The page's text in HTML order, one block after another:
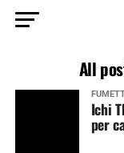
All
Ichi
per